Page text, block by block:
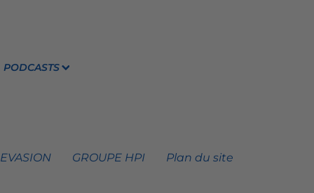
PODCASTS
GROUPE HPI Plan du site